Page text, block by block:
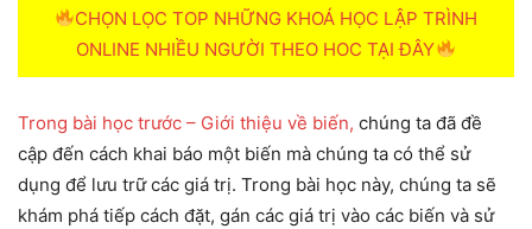
CHỌN LỌC TOP NHỮNG KHOÁ HỌC LẬP TRÌNH
ONLINE NHIỀU NGƯỜI THEO HOC TẠI ĐÂY
Trong bài học trước – Giới thiệu về biến, chúng ta đã đề
cập đến cách khai báo một biến mà chúng ta có thể sử
dụng để lưu trữ các giá trị. Trong bài học này, chúng ta sẽ
khám phá tiếp cách đặt, gán các giá trị vào các biến và sử